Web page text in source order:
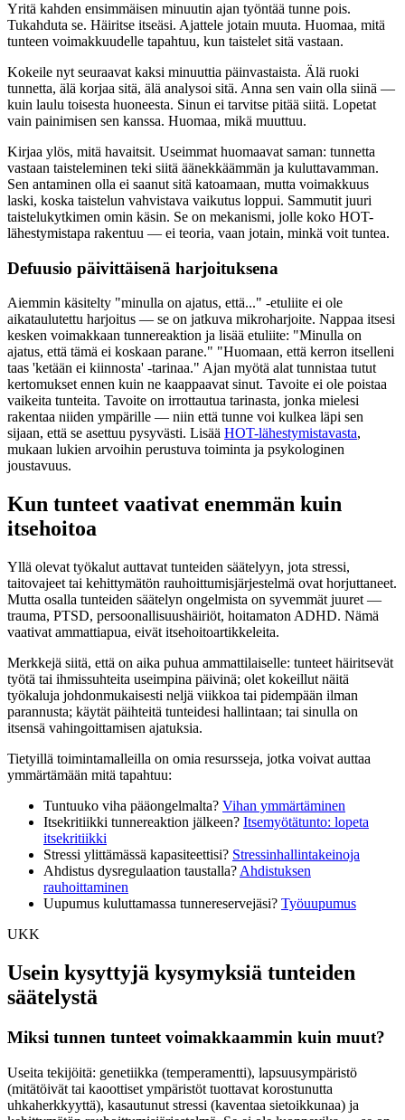
Yritä kahden ensimmäisen minuutin ajan työntää tunne pois.
Tukahduta se. Häiritse itseäsi. Ajattele jotain muuta. Huomaa, mitä
tunteen voimakkuudelle tapahtuu, kun taistelet sitä vastaan.
Kokeile nyt seuraavat kaksi minuuttia päinvastaista. Älä ruoki
tunnetta, älä korjaa sitä, älä analysoi sitä. Anna sen vain olla siinä —
kuin laulu toisesta huoneesta. Sinun ei tarvitse pitää siitä. Lopetat
vain painimisen sen kanssa. Huomaa, mikä muuttuu.
Kirjaa ylös, mitä havaitsit. Useimmat huomaavat saman: tunnetta
vastaan taisteleminen teki siitä äänekkäämmän ja kuluttavamman.
Sen antaminen olla ei saanut sitä katoamaan, mutta voimakkuus
laski, koska taistelun vahvistava vaikutus loppui. Sammutit juuri
taistelukytkimen omin käsin. Se on mekanismi, jolle koko HOT-
lähestymistapa rakentuu — ei teoria, vaan jotain, minkä voit tuntea.
Defuusio päivittäisenä harjoituksena
Aiemmin käsitelty "minulla on ajatus, että..." -etuliite ei ole
aikataulutettu harjoitus — se on jatkuva mikroharjoite. Nappaa itsesi
kesken voimakkaan tunnereaktion ja lisää etuliite: "Minulla on
ajatus, että tämä ei koskaan parane." "Huomaan, että kerron itselleni
taas 'ketään ei kiinnosta' -tarinaa." Ajan myötä alat tunnistaa tutut
kertomukset ennen kuin ne kaappaavat sinut. Tavoite ei ole poistaa
vaikeita tunteita. Tavoite on irrottautua tarinasta, jonka mielesi
rakentaa niiden ympärille — niin että tunne voi kulkea läpi sen
sijaan, että se asettuu pysyvästi. Lisää HOT-lähestymistavasta,
mukaan lukien arvoihin perustuva toiminta ja psykologinen
joustavuus.
Kun tunteet vaativat enemmän kuin
itsehoitoa
Yllä olevat työkalut auttavat tunteiden säätelyyn, jota stressi,
taitovajeet tai kehittymätön rauhoittumisjärjestelmä ovat horjuttaneet.
Mutta osalla tunteiden säätelyn ongelmista on syvemmät juuret —
trauma, PTSD, persoonallisuushäiriöt, hoitamaton ADHD. Nämä
vaativat ammattiapua, eivät itsehoitoartikkeleita.
Merkkejä siitä, että on aika puhua ammattilaiselle: tunteet häiritsevät
työtä tai ihmissuhteita useimpina päivinä; olet kokeillut näitä
työkaluja johdonmukaisesti neljä viikkoa tai pidempään ilman
parannusta; käytät päihteitä tunteidesi hallintaan; tai sinulla on
itsensä vahingoittamisen ajatuksia.
Tietyillä toimintamalleilla on omia resursseja, jotka voivat auttaa
ymmärtämään mitä tapahtuu:
Tuntuuko viha pääongelmalta? Vihan ymmärtäminen
Itsekritiikki tunnereaktion jälkeen? Itsemyötätunto: lopeta
itsekritiikki
Stressi ylittämässä kapasiteettisi? Stressinhallintakeinoja
Ahdistus dysregulaation taustalla? Ahdistuksen
rauhoittaminen
Uupumus kuluttamassa tunnereservejäsi? Työuupumus
UKK
Usein kysyttyjä kysymyksiä tunteiden
säätelystä
Miksi tunnen tunteet voimakkaammin kuin muut?
Useita tekijöitä: genetiikka (temperamentti), lapsuusympäristö
(mitätöivät tai kaoottiset ympäristöt tuottavat korostunutta
uhkaherkkyyttä), kasautunut stressi (kaventaa sietoikkunaa) ja